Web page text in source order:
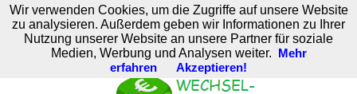
M. Brodski Software
Wir verwenden Cookies, um die Zugriffe auf unsere Website
zu analysieren. Außerdem geben wir Informationen zu Ihrer
Nutzung unserer Website an unsere Partner für soziale
Medien, Werbung und Analysen weiter.
Mehr
erfahren
Akzeptieren!